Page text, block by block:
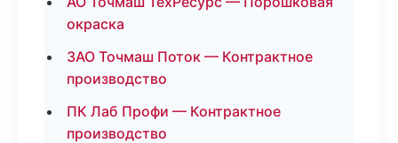
окраска
ЗАО Точмаш Поток — Контрактное
производство
ПК Лаб Профи — Контрактное
производство